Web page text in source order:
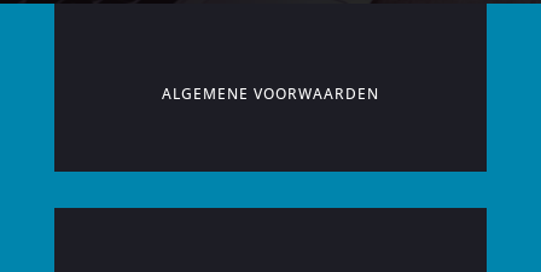
ALGEMENE VOORWAARDEN